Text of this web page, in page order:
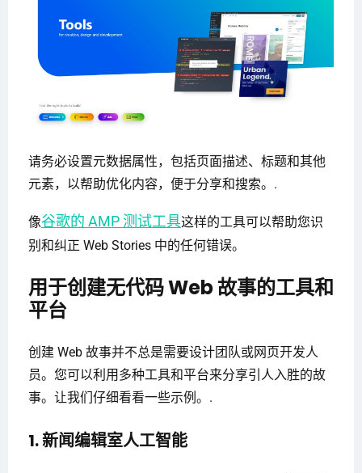
请务必设置元数据属性，包括页面描述、标题和其他
元素，以帮助优化内容，便于分享和搜索。.
像谷歌的 AMP 测试工具这样的工具可以帮助您识
别和纠正 Web Stories 中的任何错误。
用于创建无代码 Web 故事的工具和
平台
创建 Web 故事并不总是需要设计团队或网页开发人
员。您可以利用多种工具和平台来分享引人入胜的故
事。让我们仔细看看一些示例。.
1. 新闻编辑室人工智能